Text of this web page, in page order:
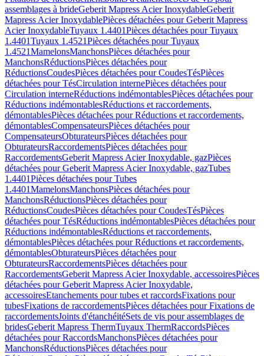
assemblages à brideGeberit Mapress Acier InoxydableGeberit
Mapress Acier InoxydablePièces détachées pour Geberit Mapress
Acier InoxydableTuyaux 1.4401Pièces détachées pour Tuyaux
1.4401Tuyaux 1.4521Pièces détachées pour Tuyaux
1.4521MamelonsManchonsPièces détachées pour
ManchonsRéductionsPièces détachées pour
RéductionsCoudesPièces détachées pour CoudesTésPièces
détachées pour TésCirculation internePièces détachées pour
Circulation interneRéductions indémontablesPièces détachées pour
Réductions indémontablesRéductions et raccordements,
démontablesPièces détachées pour Réductions et raccordements,
démontablesCompensateursPièces détachées pour
CompensateursObturateursPièces détachées pour
ObturateursRaccordementsPièces détachées pour
RaccordementsGeberit Mapress Acier Inoxydable, gazPièces
détachées pour Geberit Mapress Acier Inoxydable, gazTubes
1.4401Pièces détachées pour Tubes
1.4401MamelonsManchonsPièces détachées pour
ManchonsRéductionsPièces détachées pour
RéductionsCoudesPièces détachées pour CoudesTésPièces
détachées pour TésRéductions indémontablesPièces détachées pour
Réductions indémontablesRéductions et raccordements,
démontablesPièces détachées pour Réductions et raccordements,
démontablesObturateursPièces détachées pour
ObturateursRaccordementsPièces détachées pour
RaccordementsGeberit Mapress Acier Inoxydable, accessoiresPièces
détachées pour Geberit Mapress Acier Inoxydable,
accessoiresEtanchements pour tubes et raccordsFixations pour
tubesFixations de raccordementsPièces détachées pour Fixations de
raccordementsJoints d'étanchéitéSets de vis pour assemblages de
bridesGeberit Mapress ThermTuyaux ThermRaccordsPièces
détachées pour RaccordsManchonsPièces détachées pour
ManchonsRéductionsPièces détachées pour